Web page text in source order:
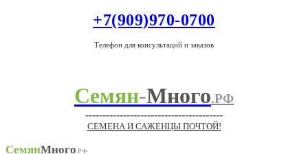
+7(909)970-0700
Телефон для консультаций и заказов
Семян-Много.РФ
----------------------------------------
СЕМЕНА И САЖЕНЦЫ ПОЧТОЙ!
СемянМного.РФ